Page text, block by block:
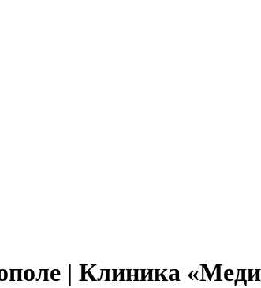
| Клиника